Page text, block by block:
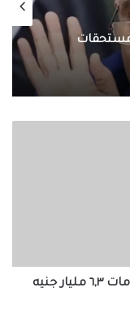
المالية:إحباط ١٢ ألف عملية تهريب بغرامات ٦,٣ مليار جنيه